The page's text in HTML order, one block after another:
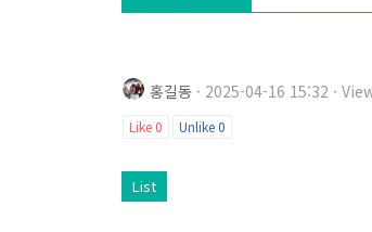
홍길동 · 2025-04-16 15:32 ·
Like 0 Unlike0
List